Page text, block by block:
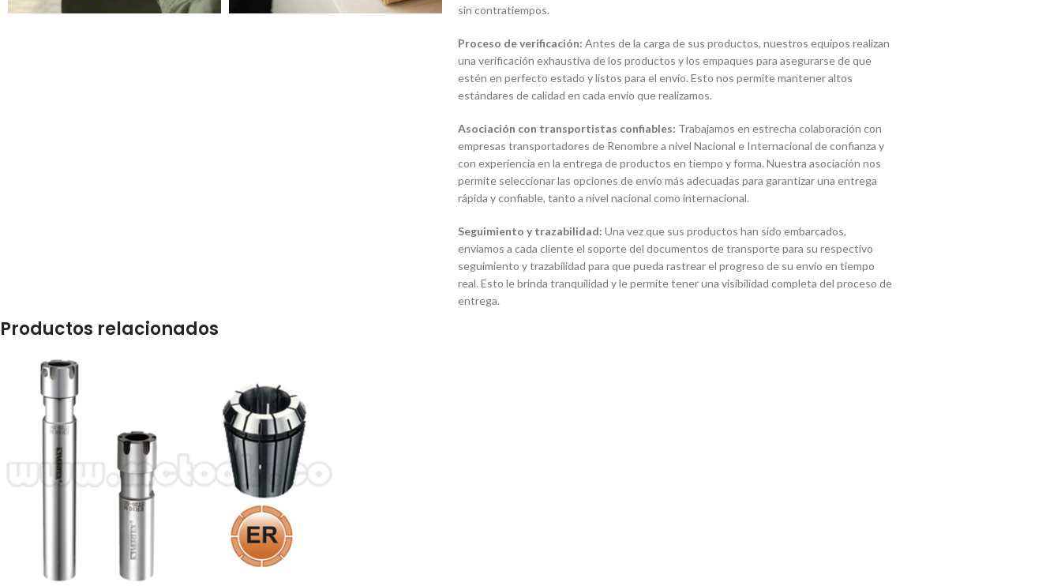
sin contratiempos.
Proceso de verificación: Antes de la carga de sus productos, nuestros equipos realizan
una verificación exhaustiva de los productos y los empaques para asegurarse de que
estén en perfecto estado y listos para el envío. Esto nos permite mantener altos
estándares de calidad en cada envío que realizamos.
Asociación con transportistas confiables: Trabajamos en estrecha colaboración con
empresas transportadores de Renombre a nivel Nacional e Internacional de confianza y
con experiencia en la entrega de productos en tiempo y forma. Nuestra asociación nos
permite seleccionar las opciones de envío más adecuadas para garantizar una entrega
rápida y confiable, tanto a nivel nacional como internacional.
Seguimiento y trazabilidad: Una vez que sus productos han sido embarcados,
enviamos a cada cliente el soporte del documentos de transporte para su respectivo
seguimiento y trazabilidad para que pueda rastrear el progreso de su envío en tiempo
real. Esto le brinda tranquilidad y le permite tener una visibilidad completa del proceso de
entrega.
Productos relacionados